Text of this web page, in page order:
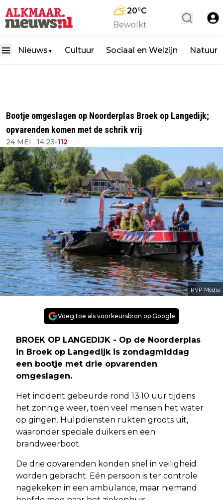
20°C
Bewolkt
Nieuws ▼ Cultuur Sociaal en Welzijn Natuur
Bootje omgeslagen op Noorderplas Broek op Langedijk;
opvarenden komen met de schrik vrij
24 MEI , 14:23•112
RVP Media
Voeg toe als voorkeursbron op Google
BROEK OP LANGEDIJK - Op de Noorderplas
in Broek op Langedijk is zondagmiddag
een bootje met drie opvarenden
omgeslagen.
Het incident gebeurde rond 13.10 uur tijdens
het zonnige weer, toen veel mensen het water
op gingen. Hulpdiensten rukten groots uit,
waaronder speciale duikers en een
brandweerboot.
De drie opvarenden konden snel in veiligheid
worden gebracht. Eén persoon is ter controle
nagekeken in een ambulance, maar niemand